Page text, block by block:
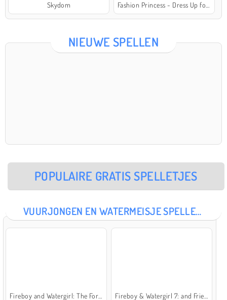
Skydom
NIEUWE SPELLEN
POPULAIRE GRATIS SPELLETJES
VUURJONGEN EN WATERMEISJE SPELLETJES